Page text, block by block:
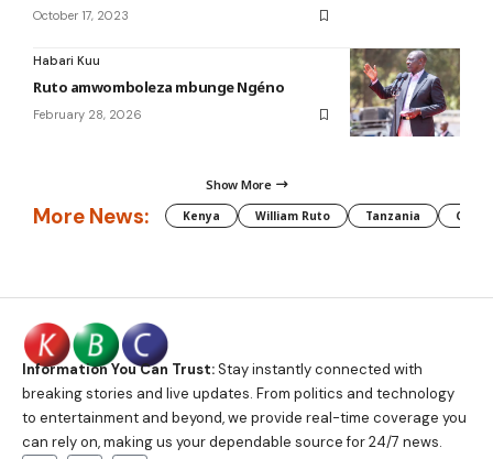
October 17, 2023
Habari Kuu
Ruto amwomboleza mbunge Ngéno
February 28, 2026
Show More
More News: Kenya William Ruto Tanzania CAF
Information You Can Trust:Stay instantly connected with
breaking stories and live updates. From politics and technology
to entertainment and beyond, we provide real-time coverage you
can rely on, making us your dependable source for 24/7 news.